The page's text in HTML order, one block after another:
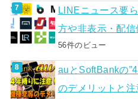
LINEニュース要
方や非表示・配
56件のビュー
auとSoftBankの
のデメリットと注